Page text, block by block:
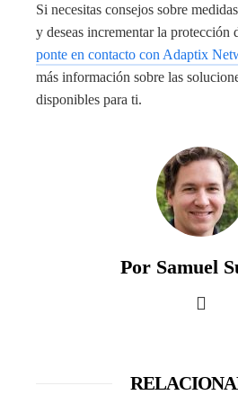
Si necesitas consejos sobre
y deseas incrementar la protección
ponte en contacto con Adaptix
más información sobre las
disponibles para ti.
Por Samuel